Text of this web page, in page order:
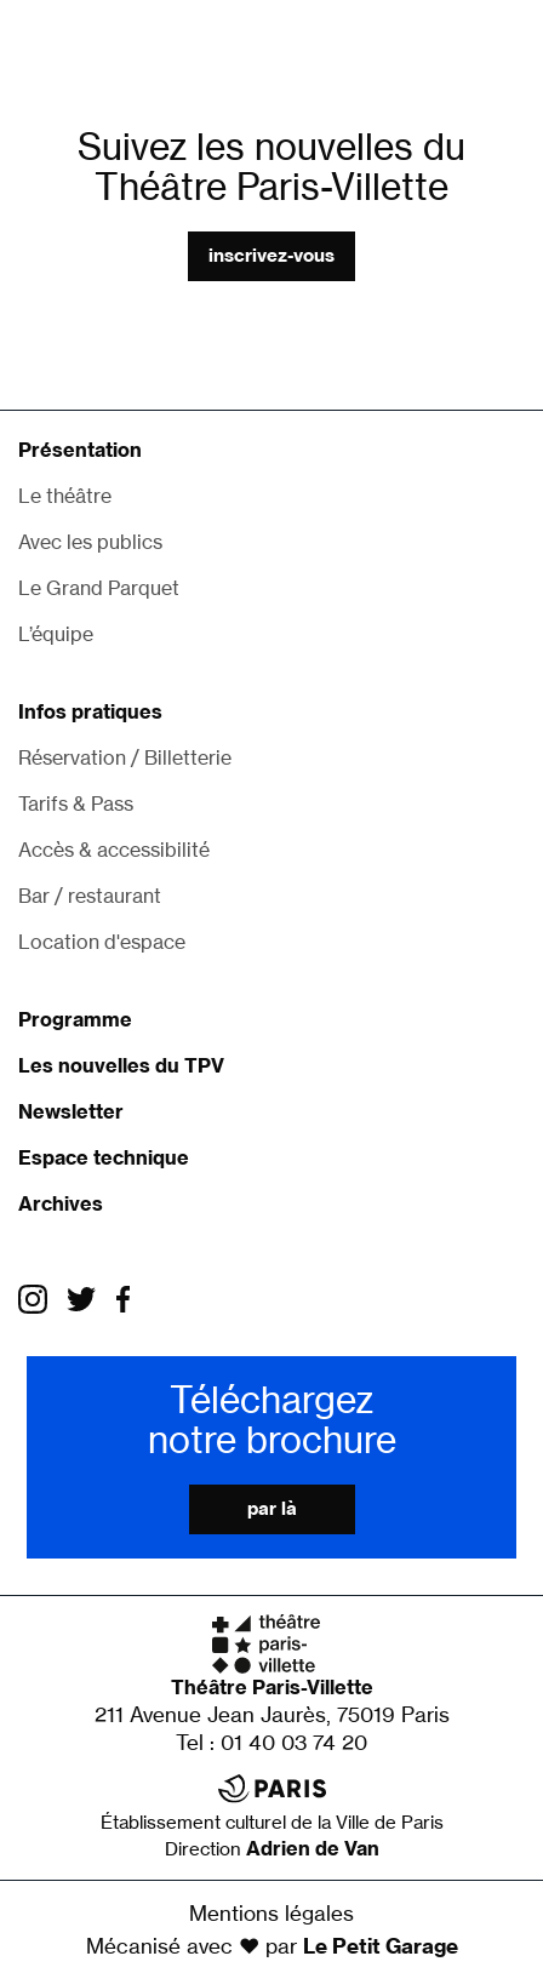
Suivez les nouvelles du
Théâtre Paris-Villette
inscrivez-vous
Présentation
Le théâtre
Avec les publics
Le Grand Parquet
L’équipe
Infos pratiques
Réservation / Billetterie
Tarifs & Pass
Accès & accessibilité
Bar / restaurant
Location d'espace
Programme
Les nouvelles du TPV
Newsletter
Espace technique
Archives
Téléchargez
notre brochure
par là
Théâtre Paris-Villette
211 Avenue Jean Jaurès, 75019 Paris
Tel : 01 40 03 74 20
Établissement culturel de la Ville de Paris
Direction Adrien de Van
Mentions légales
Mécanisé avec ♥ par Le Petit Garage